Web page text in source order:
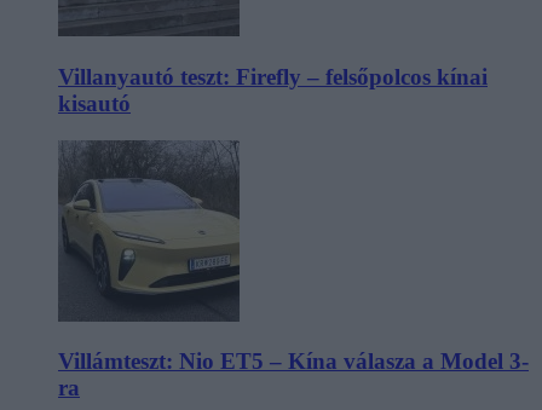
Villanyautó teszt: Firefly – felsőpolcos kínai
kisautó
Villámteszt: Nio ET5 – Kína válasza a Model 3-
ra